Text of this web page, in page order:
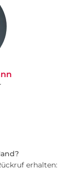
erhalten: